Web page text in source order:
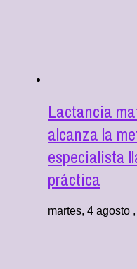
Lactancia
alcanza la
especialista
práctica
martes, 4 agosto